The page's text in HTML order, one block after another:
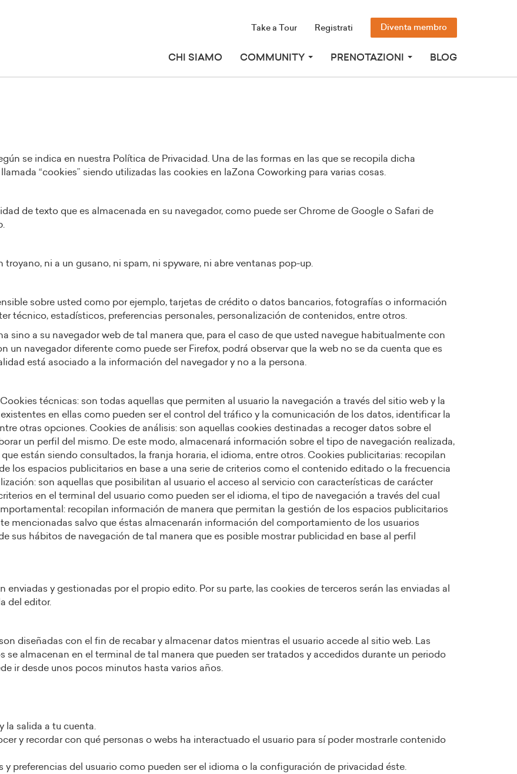
CHI SIAMO COMMUNITY PRENOTAZIONI BLOG
Take a Tour Registrati Diventa membro
se indica en nuestra Política de Privacidad. Una de las formas en las que se recopila dicha
“cookies” siendo utilizadas las cookies en laZona Coworking para varias cosas.
de texto que es almacenada en su navegador, como puede ser Chrome de Google o Safari de
troyano, ni a un gusano, ni spam, ni spyware, ni abre ventanas pop-up.
sobre usted como por ejemplo, tarjetas de crédito o datos bancarios, fotografías o información
técnico, estadísticos, preferencias personales, personalización de contenidos, entre otros.
sino a su navegador web de tal manera que, para el caso de que usted navegue habitualmente con
un navegador diferente como puede ser Firefox, podrá observar que la web no se da cuenta que es
está asociado a la información del navegador y no a la persona.
técnicas: son todas aquellas que permiten al usuario la navegación a través del sitio web y la
en ellas como pueden ser el control del tráfico y la comunicación de los datos, identificar la
otras opciones. Cookies de análisis: son aquellas cookies destinadas a recoger datos sobre el
un perfil del mismo. De este modo, almacenará información sobre el tipo de navegación realizada,
están siendo consultados, la franja horaria, el idioma, entre otros. Cookies publicitarias: recopilan
los espacios publicitarios en base a una serie de criterios como el contenido editado o la frecuencia
son aquellas que posibilitan al usuario el acceso al servicio con características de carácter
en el terminal del usuario como pueden ser el idioma, el tipo de navegación a través del cual
recopilan información de manera que permitan la gestión de los espacios publicitarios
mencionadas salvo que éstas almacenarán información del comportamiento de los usuarios
sus hábitos de navegación de tal manera que es posible mostrar publicidad en base al perfil
y gestionadas por el propio edito. Por su parte, las cookies de terceros serán las enviadas al
del editor.
diseñadas con el fin de recabar y almacenar datos mientras el usuario accede al sitio web. Las
almacenan en el terminal de tal manera que pueden ser tratados y accedidos durante un periodo
ir desde unos pocos minutos hasta varios años.
la salida a tu cuenta.
y recordar con qué personas o webs ha interactuado el usuario para sí poder mostrarle contenido
y preferencias del usuario como pueden ser el idioma o la configuración de privacidad éste.